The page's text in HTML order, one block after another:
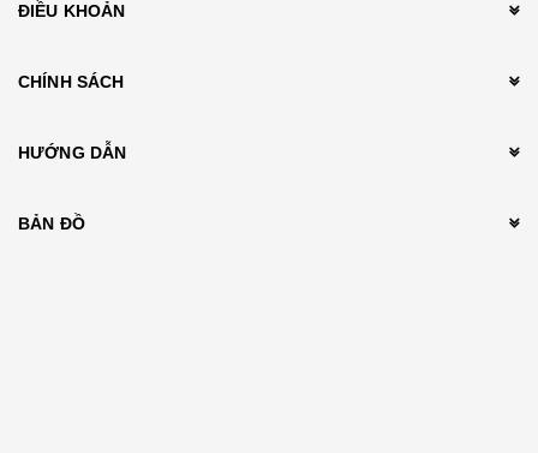
ĐIỀU KHOẢN
CHÍNH SÁCH
HƯỚNG DẪN
BẢN ĐỒ